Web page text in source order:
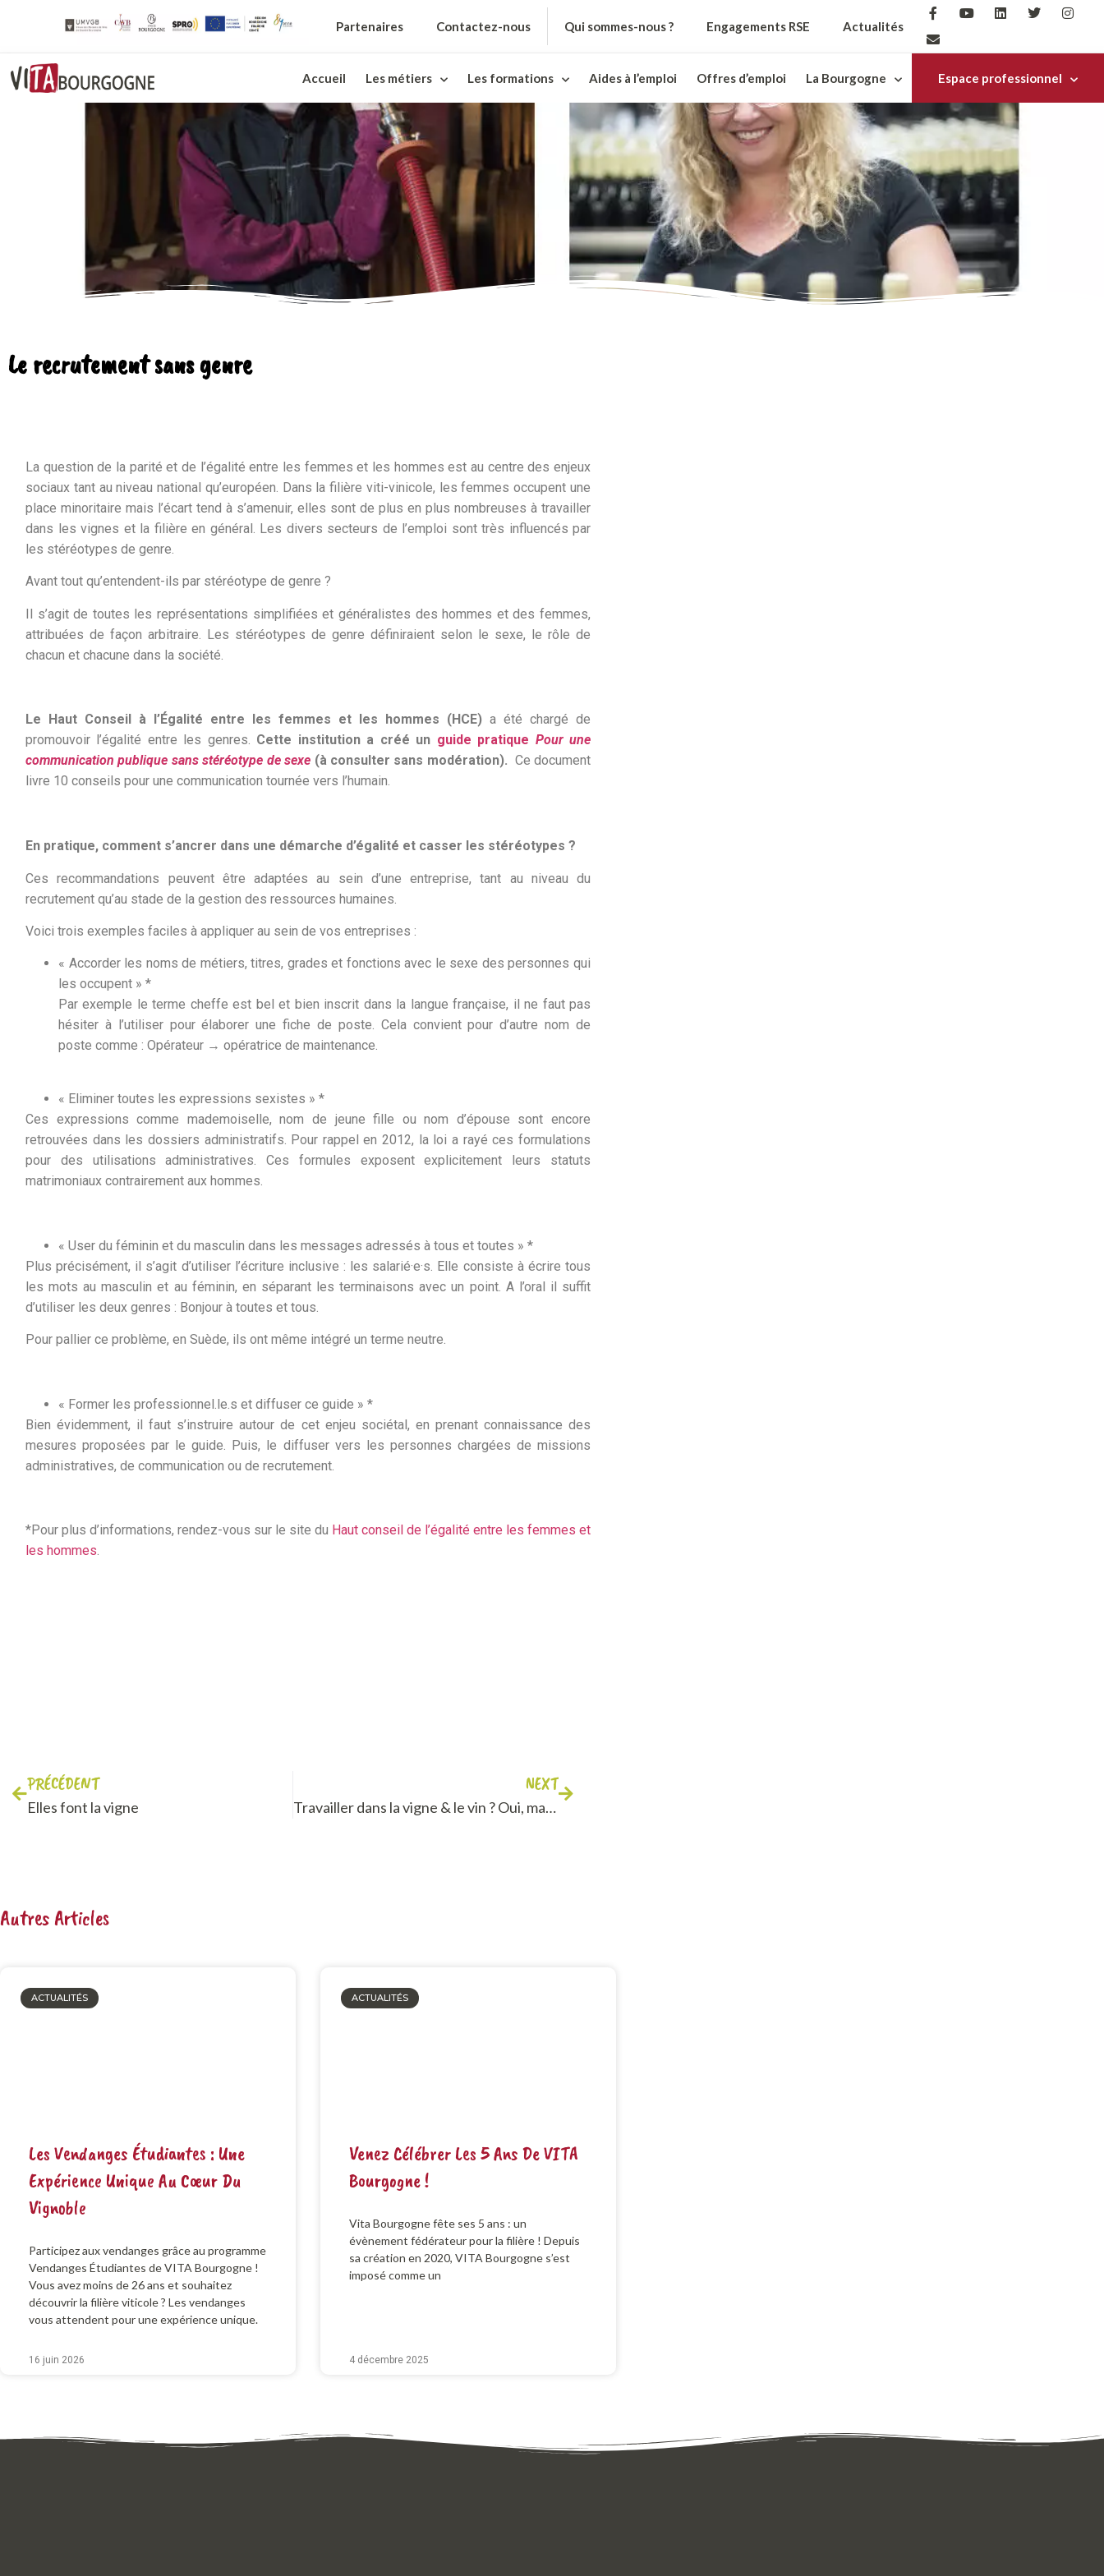
Partenaires Contactez-nous Qui sommes-nous ? Engagements RSE Actualités
Accueil Les métiers Les formations Aides à l’emploi Offres d’emploi La Bourgogne Espace professionnel
Le recrutement sans genre
La question de la parité et de l’égalité entre les femmes et les hommes est au centre des enjeux
sociaux tant au niveau national qu’européen. Dans la filière viti-vinicole, les femmes occupent une
place minoritaire mais l’écart tend à s’amenuir, elles sont de plus en plus nombreuses à travailler
dans les vignes et la filière en général. Les divers secteurs de l’emploi sont très influencés par
les stéréotypes de genre.
Avant tout qu’entendent-ils par stéréotype de genre ?
Il s’agit de toutes les représentations simplifiées et généralistes des hommes et des femmes,
attribuées de façon arbitraire. Les stéréotypes de genre définiraient selon le sexe, le rôle de
chacun et chacune dans la société.
Le Haut Conseil à l’Égalité entre les femmes et les hommes (HCE) a été chargé de
promouvoir l’égalité entre les genres. Cette institution a créé un guide pratique Pour une
communication publique sans stéréotype de sexe (à consulter sans modération). Ce document
livre 10 conseils pour une communication tournée vers l’humain.
En pratique, comment s’ancrer dans une démarche d’égalité et casser les stéréotypes ?
Ces recommandations peuvent être adaptées au sein d’une entreprise, tant au niveau du
recrutement qu’au stade de la gestion des ressources humaines.
Voici trois exemples faciles à appliquer au sein de vos entreprises :
« Accorder les noms de métiers, titres, grades et fonctions avec le sexe des personnes qui
les occupent » *
Par exemple le terme cheffe est bel et bien inscrit dans la langue française, il ne faut pas
hésiter à l’utiliser pour élaborer une fiche de poste. Cela convient pour d’autre nom de
poste comme : Opérateur → opératrice de maintenance.
« Eliminer toutes les expressions sexistes » *
Ces expressions comme mademoiselle, nom de jeune fille ou nom d’épouse sont encore
retrouvées dans les dossiers administratifs. Pour rappel en 2012, la loi a rayé ces formulations
pour des utilisations administratives. Ces formules exposent explicitement leurs statuts
matrimoniaux contrairement aux hommes.
« User du féminin et du masculin dans les messages adressés à tous et toutes » *
Plus précisément, il s’agit d’utiliser l’écriture inclusive : les salarié·e·s. Elle consiste à écrire tous
les mots au masculin et au féminin, en séparant les terminaisons avec un point. A l’oral il suffit
d’utiliser les deux genres : Bonjour à toutes et tous.
Pour pallier ce problème, en Suède, ils ont même intégré un terme neutre.
« Former les professionnel.le.s et diffuser ce guide » *
Bien évidemment, il faut s’instruire autour de cet enjeu sociétal, en prenant connaissance des
mesures proposées par le guide. Puis, le diffuser vers les personnes chargées de missions
administratives, de communication ou de recrutement.
*Pour plus d’informations, rendez-vous sur le site du Haut conseil de l’égalité entre les femmes et
les hommes.
PRÉCÉDENT
Elles font la vigne
NEXT
Travailler dans la vigne & le vin ? Oui, mais comment faire ?
Autres Articles
ACTUALITÉS
Les Vendanges Étudiantes : Une
Expérience Unique Au Cœur Du
Vignoble
Participez aux vendanges grâce au programme
Vendanges Étudiantes de VITA Bourgogne !
Vous avez moins de 26 ans et souhaitez
découvrir la filière viticole ? Les vendanges
vous attendent pour une expérience unique.
16 juin 2026
ACTUALITÉS
Venez Célébrer Les 5 Ans De VITA
Bourgogne !
Vita Bourgogne fête ses 5 ans : un
évènement fédérateur pour la filière ! Depuis
sa création en 2020, VITA Bourgogne s’est
imposé comme un
4 décembre 2025